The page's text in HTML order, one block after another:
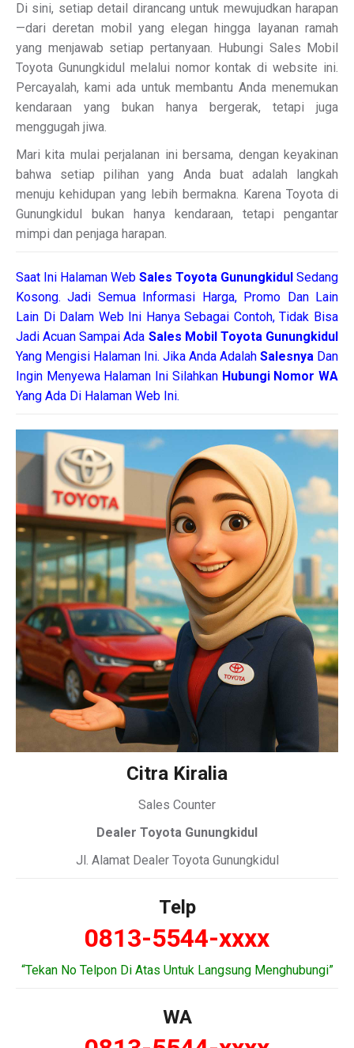
Di sini, setiap detail dirancang untuk mewujudkan harapan
—dari deretan mobil yang elegan hingga layanan ramah
yang menjawab setiap pertanyaan. Hubungi Sales Mobil
Toyota Gunungkidul melalui nomor kontak di website ini.
Percayalah, kami ada untuk membantu Anda menemukan
kendaraan yang bukan hanya bergerak, tetapi juga
menggugah jiwa.
Mari kita mulai perjalanan ini bersama, dengan keyakinan
bahwa setiap pilihan yang Anda buat adalah langkah
menuju kehidupan yang lebih bermakna. Karena Toyota di
Gunungkidul bukan hanya kendaraan, tetapi pengantar
mimpi dan penjaga harapan.
Saat Ini Halaman Web Sales Toyota Gunungkidul Sedang
Kosong. Jadi Semua Informasi Harga, Promo Dan Lain
Lain Di Dalam Web Ini Hanya Sebagai Contoh, Tidak Bisa
Jadi Acuan Sampai Ada Sales Mobil Toyota Gunungkidul
Yang Mengisi Halaman Ini. Jika Anda Adalah Salesnya Dan
Ingin Menyewa Halaman Ini Silahkan Hubungi Nomor WA
Yang Ada Di Halaman Web Ini.
Citra Kiralia
Sales Counter
Dealer Toyota Gunungkidul
Jl. Alamat Dealer Toyota Gunungkidul
Telp
0813-5544-xxxx
“Tekan No Telpon Di Atas Untuk Langsung Menghubungi”
WA